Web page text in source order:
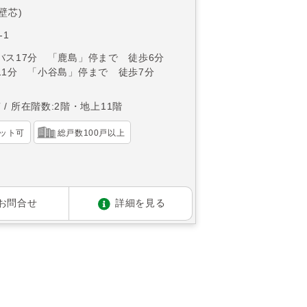
芯)
ス17分 「鹿島」停まで 徒歩6分
分 「小谷島」停まで 徒歩7分
所在階数:2階・地上11階
ト可 総戸数100戸以上
問合せ 詳細を見る